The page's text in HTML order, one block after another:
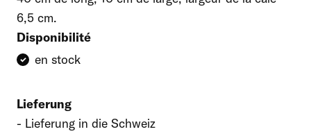
6,5 cm.
Disponibilité
en stock
Lieferung
Lieferung in die Schweiz